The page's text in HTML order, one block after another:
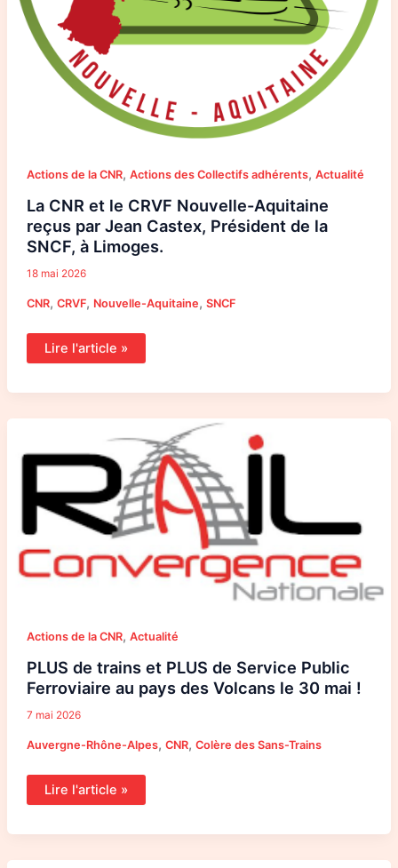
Actions de la CNR, Actions des Collectifs adhérents, Actualité
La CNR et le CRVF Nouvelle-Aquitaine
reçus par Jean Castex, Président de la
SNCF, à Limoges.
18 mai 2026
CNR, CRVF, Nouvelle-Aquitaine, SNCF
Lire l'article »
Actions de la CNR, Actualité
PLUS de trains et PLUS de Service Public
Ferroviaire au pays des Volcans le 30 mai !
7 mai 2026
Auvergne-Rhône-Alpes, CNR, Colère des Sans-Trains
et
Service
Public
Ferroviaire
pays
des
Volcans
Lire l'article »